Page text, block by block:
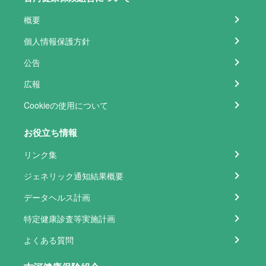
概要
個人情報保護方針
公告
広報
Cookieの使用について
お役立ち情報
リンク集
ジェネリック通知結果概要
データヘルス計画
特定健康診査等実施計画
よくある質問